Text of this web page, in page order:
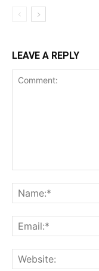
LEAVE A REPLY